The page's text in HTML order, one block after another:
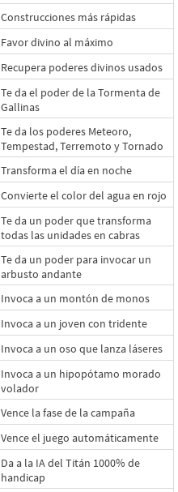
Construcciones más rápidas
Favor divino al máximo
Recupera poderes divinos usados
Te da el poder de la Tormenta de
Gallinas
Te da los poderes Meteoro,
Tempestad, Terremoto y Tornado
Transforma el día en noche
Convierte el color del agua en rojo
Te da un poder que transforma
todas las unidades en cabras
Te da un poder para invocar un
arbusto andante
Invoca a un montón de monos
Invoca a un joven con tridente
Invoca a un oso que lanza láseres
Invoca a un hipopótamo morado
volador
Vence la fase de la campaña
Vence el juego automáticamente
Da a la IA del Titán 1000% de
handicap